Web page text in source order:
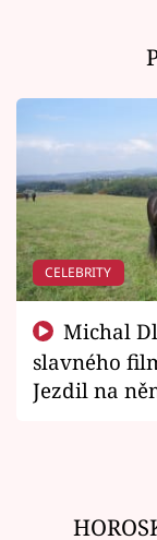
CELEBRITY
slavného
Jezdil na